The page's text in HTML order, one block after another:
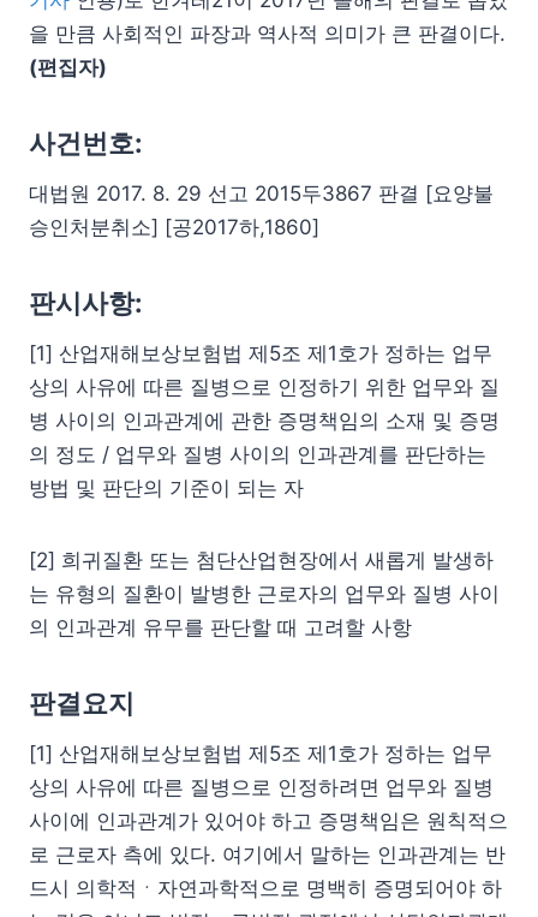
을 만큼 사회적인 파장과 역사적 의미가 큰 판결이다.
(편집자)
사건번호:
대법원 2017. 8. 29 선고 2015두3867 판결 [요양불
승인처분취소] [공2017하,1860]
판시사항:
[1] 산업재해보상보험법 제5조 제1호가 정하는 업무
상의 사유에 따른 질병으로 인정하기 위한 업무와 질
병 사이의 인과관계에 관한 증명책임의 소재 및 증명
의 정도 / 업무와 질병 사이의 인과관계를 판단하는
방법 및 판단의 기준이 되는 자
[2] 희귀질환 또는 첨단산업현장에서 새롭게 발생하
는 유형의 질환이 발병한 근로자의 업무와 질병 사이
의 인과관계 유무를 판단할 때 고려할 사항
판결요지
[1] 산업재해보상보험법 제5조 제1호가 정하는 업무
상의 사유에 따른 질병으로 인정하려면 업무와 질병
사이에 인과관계가 있어야 하고 증명책임은 원칙적으
로 근로자 측에 있다. 여기에서 말하는 인과관계는 반
드시 의학적ㆍ자연과학적으로 명백히 증명되어야 하